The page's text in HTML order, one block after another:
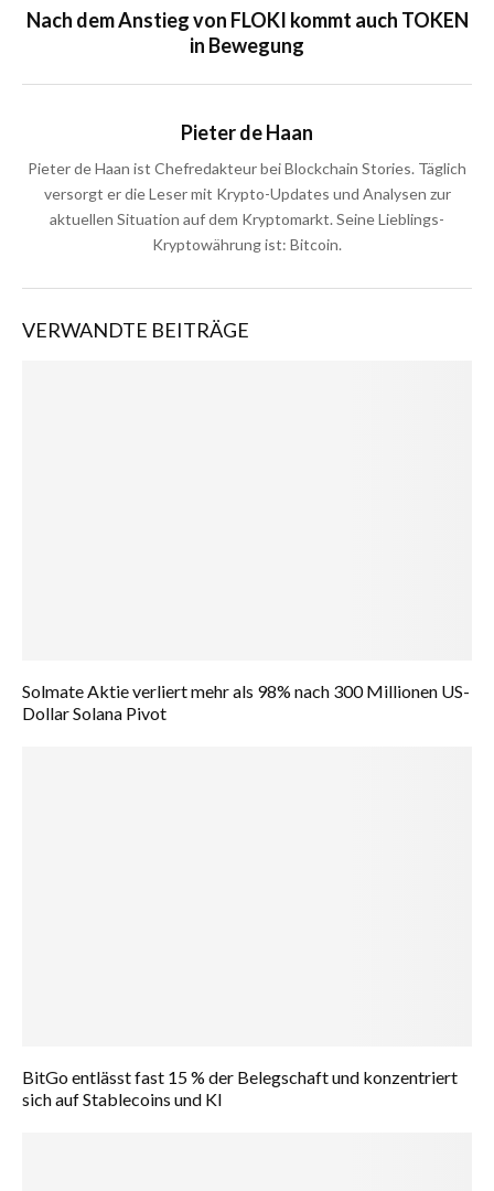
Nach dem Anstieg von FLOKI kommt auch TOKEN
in Bewegung
Pieter de Haan
Pieter de Haan ist Chefredakteur bei Blockchain Stories. Täglich
versorgt er die Leser mit Krypto-Updates und Analysen zur
aktuellen Situation auf dem Kryptomarkt. Seine Lieblings-
Kryptowährung ist: Bitcoin.
VERWANDTE BEITRÄGE
Solmate Aktie verliert mehr als 98% nach 300 Millionen US-
Dollar Solana Pivot
BitGo entlässt fast 15 % der Belegschaft und konzentriert
sich auf Stablecoins und KI